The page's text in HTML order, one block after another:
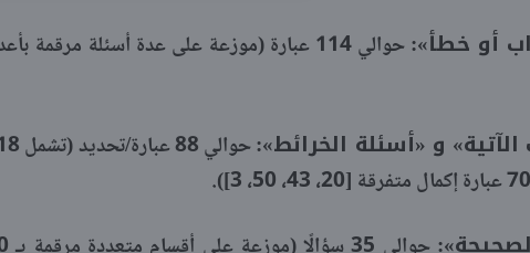
أو خطأ»:
حوالي 114 عبارة (موزعة على عدة أسئلة مرقمة
و «أسئلة الخرائط»: